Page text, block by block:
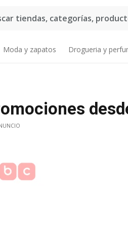
tiendas, categorías,
Moda y zapatos Drogueria y